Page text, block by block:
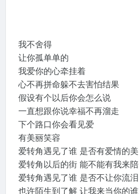
我不舍得
让你孤单单的
我爱你的心牵挂着
心不再拼命躲不去害怕结果
假设有个以后你会怎么说
一直想跟你说幸福不再溜走
下个路口你会看见爱
有美丽笑容
爱转角遇见了谁 是否有爱情的美
爱转角以后的街 能不能有我来陪
爱转角遇见了谁 是否不让你流泪
也许陌生到了解 让我来当你的谁